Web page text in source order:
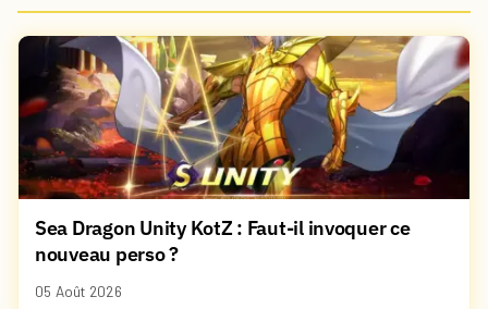
Sea Dragon Unity KotZ : Faut-il invoquer ce
nouveau perso ?
05 Août 2026